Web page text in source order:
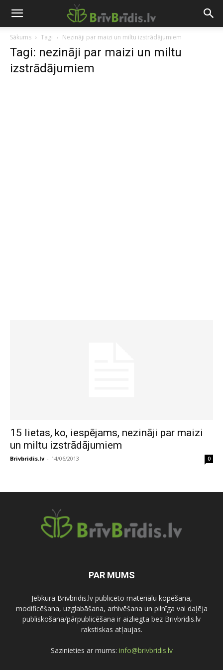
Sākums Tagi Nezināji par maizi un miltu izstrādājumiem
Tagi: nezināji par maizi un miltu
izstrādājumiem
15 lietas, ko, iespējams, nezināji par maizi
un miltu izstrādājumiem
Brivbridis.lv - 14/06/2013 0
PAR MUMS
Jebkura Brivbridis.lv publicēto materiālu kopēšana,
modificēšana, uzglabāšana, arhivēšana un pilnīga vai daļēja
publiskošana/pārpublicēšana ir aizliegta bez Brivbridis.lv
rakstiskas atļaujas.
Sazinieties ar mums: info@brivbridis.lv